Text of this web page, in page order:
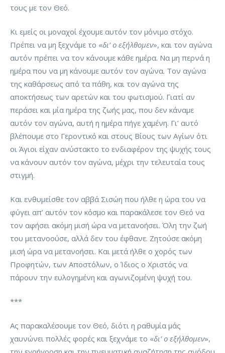
τους με τον Θεό.
Κι εμείς οι μοναχοί έχουμε αυτόν τον μόνιμο στόχο.
Πρέπει να μη ξεχνάμε το «δι’ ο εξήλθομεν», και τον αγώνα
αυτόν πρέπει να τον κάνουμε κάθε ημέρα. Να μη περνά η
ημέρα που να μη κάνουμε αυτόν τον αγώνα. Τον αγώνα
της καθάρσεως από τα πάθη, και τον αγώνα της
αποκτήσεως των αρετών και του φωτισμού. Γιατί αν
περάσει και μία ημέρα της ζωής μας, που δεν κάναμε
αυτόν τον αγώνα, αυτή η ημέρα πήγε χαμένη. Γι’ αυτό
βλέπουμε στο Γεροντικό και στους Βίους των Αγίων ότι
οι Άγιοι είχαν ανύστακτο το ενδιαφέρον της ψυχής τους
να κάνουν αυτόν τον αγώνα, μέχρι την τελευταία τους
στιγμή.
Και ενθυμείσθε τον αββά Σισώη που ήλθε η ώρα του να
φύγει απ’ αυτόν τον κόσμο και παρακάλεσε τον Θεό να
τον αφήσει ακόμη μισή ώρα να μετανοήσει. Όλη την ζωή
του μετανοούσε, αλλά δεν του έφθανε. Ζητούσε ακόμη
μισή ώρα να μετανοήσει. Και μετά ήλθε ο χορός των
Προφητών, των Αποστόλων, ο Ίδιος ο Χριστός να
πάρουν την ευλογημένη και αγωνιζομένη ψυχή του.
***
Ας παρακαλέσουμε τον Θεό, διότι η ραθυμία μάς
χαυνώνει πολλές φορές και ξεχνάμε το «δι’ ο εξήλθομεν»,